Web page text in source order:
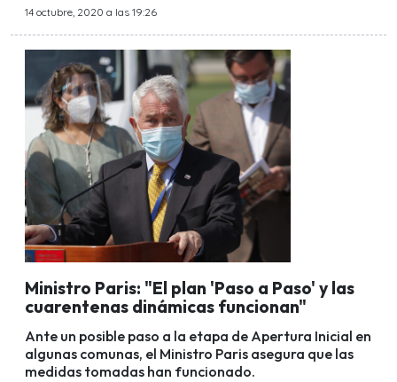
14 octubre, 2020 a las 19:26
Ministro Paris: "El plan 'Paso a Paso' y las
cuarentenas dinámicas funcionan"
Ante un posible paso a la etapa de Apertura Inicial en
algunas comunas, el Ministro Paris asegura que las
medidas tomadas han funcionado.